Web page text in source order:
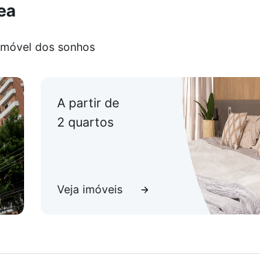
dos sonhos
A partir de
2 quartos
Veja imóveis